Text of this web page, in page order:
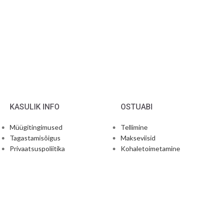
KASULIK INFO
Müügitingimused
Tagastamisõigus
Privaatsuspoliitika
OSTUABI
Tellimine
Makseviisid
Kohaletoimetamine